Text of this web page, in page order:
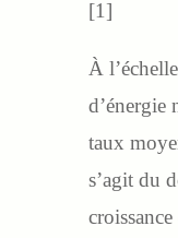
[1]
À
d’énergie
taux
s’agit du